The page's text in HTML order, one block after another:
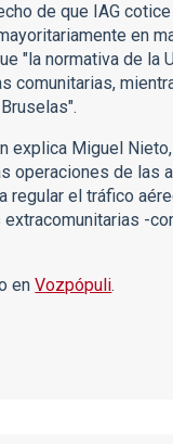
de que IAG
en
"la normativa de
comunitarias,
explica Miguel
operaciones de las
regular el tráfico
-
enVozpópuli.